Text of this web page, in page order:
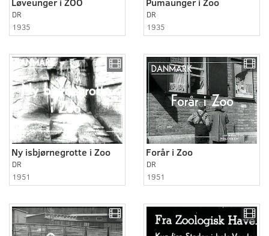
DR
1935
DR
1935
Ny isbjørnegrotte i Zoo
DR
1951
Forår i Zoo
DR
1951